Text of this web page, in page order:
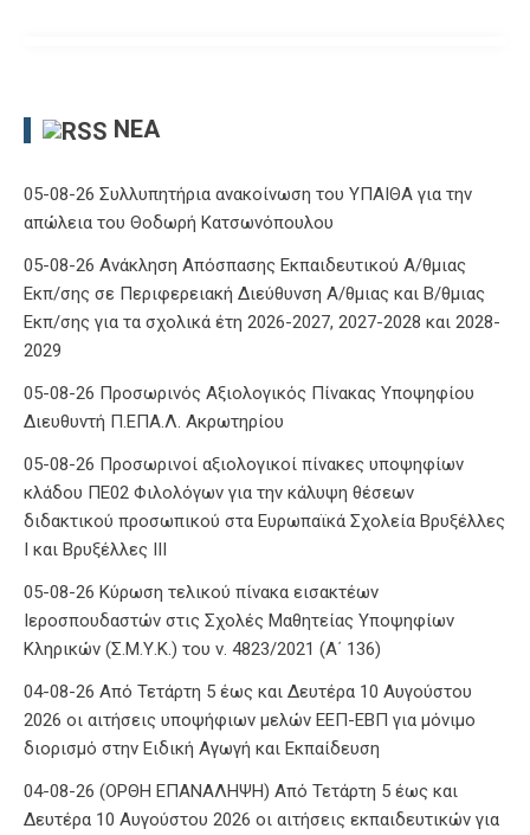
ΝΈΑ
05-08-26 Συλλυπητήρια ανακοίνωση του ΥΠΑΙΘΑ για την
απώλεια του Θοδωρή Κατσωνόπουλου
05-08-26 Ανάκληση Απόσπασης Εκπαιδευτικού Α/θμιας
Εκπ/σης σε Περιφερειακή Διεύθυνση Α/θμιας και Β/θμιας
Εκπ/σης για τα σχολικά έτη 2026-2027, 2027-2028 και 2028-
2029
05-08-26 Προσωρινός Αξιολογικός Πίνακας Υποψηφίου
Διευθυντή Π.ΕΠΑ.Λ. Ακρωτηρίου
05-08-26 Προσωρινοί αξιολογικοί πίνακες υποψηφίων
κλάδου ΠΕ02 Φιλολόγων για την κάλυψη θέσεων
διδακτικού προσωπικού στα Ευρωπαϊκά Σχολεία Βρυξέλλες
Ι και Βρυξέλλες ΙΙΙ
05-08-26 Κύρωση τελικού πίνακα εισακτέων
Ιεροσπουδαστών στις Σχολές Μαθητείας Υποψηφίων
Κληρικών (Σ.Μ.Υ.Κ.) του ν. 4823/2021 (Α΄ 136)
04-08-26 Από Τετάρτη 5 έως και Δευτέρα 10 Αυγούστου
2026 οι αιτήσεις υποψήφιων μελών ΕΕΠ-ΕΒΠ για μόνιμο
διορισμό στην Ειδική Αγωγή και Εκπαίδευση
04-08-26 (ΟΡΘΗ ΕΠΑΝΑΛΗΨΗ) Από Τετάρτη 5 έως και
Δευτέρα 10 Αυγούστου 2026 οι αιτήσεις εκπαιδευτικών για